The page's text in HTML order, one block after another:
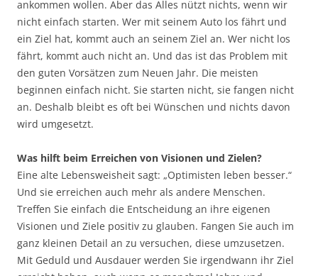
ankommen wollen. Aber das Alles nützt nichts, wenn wir
nicht einfach starten. Wer mit seinem Auto los fährt und
ein Ziel hat, kommt auch an seinem Ziel an. Wer nicht los
fährt, kommt auch nicht an. Und das ist das Problem mit
den guten Vorsätzen zum Neuen Jahr. Die meisten
beginnen einfach nicht. Sie starten nicht, sie fangen nicht
an. Deshalb bleibt es oft bei Wünschen und nichts davon
wird umgesetzt.
Was hilft beim Erreichen von Visionen und Zielen?
Eine alte Lebensweisheit sagt: „Optimisten leben besser.“
Und sie erreichen auch mehr als andere Menschen.
Treffen Sie einfach die Entscheidung an ihre eigenen
Visionen und Ziele positiv zu glauben. Fangen Sie auch im
ganz kleinen Detail an zu versuchen, diese umzusetzen.
Mit Geduld und Ausdauer werden Sie irgendwann ihr Ziel